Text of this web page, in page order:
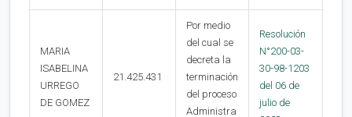
MARIA
ISABELINA
URREGO
DE GOMEZ
21.425.431
Por medio
del cual se
decreta la
terminación
del proceso
Administra
Resolución
N°200-03-
30-98-1203
del 06 de
julio de